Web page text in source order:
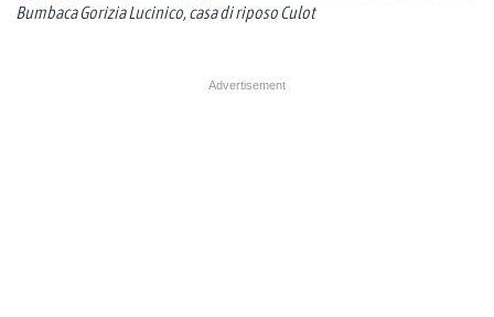
Bumbaca Gorizia Lucinico, casa di riposo Culot